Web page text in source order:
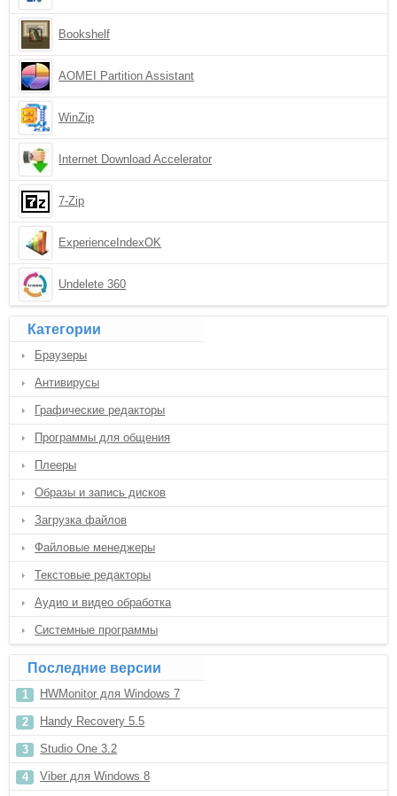
Bookshelf
AOMEI Partition Assistant
WinZip
Internet Download Accelerator
7-Zip
ExperienceIndexOK
Undelete 360
Категории
Браузеры
Антивирусы
Графические редакторы
Программы для общения
Плееры
Образы и запись дисков
Загрузка файлов
Файловые менеджеры
Текстовые редакторы
Аудио и видео обработка
Системные программы
Последние версии
HWMonitor для Windows 7
Handy Recovery 5.5
Studio One 3.2
Viber для Windows 8